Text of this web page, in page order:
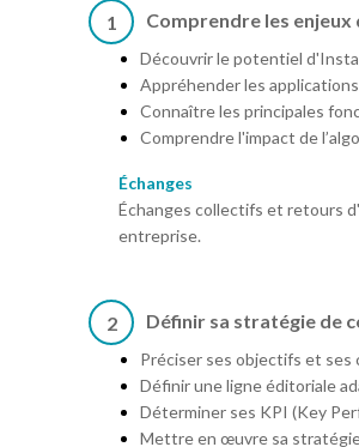
1 Comprendre les
Découvrir le potentiel
Appréhender les
Connaître les principales
Comprendre l'impact de
Échanges
Échanges collectifs et retours
entreprise.
2 Définir sa stratégie de
Préciser ses objectifs et ses
Définir une ligne éditoriale
Déterminer ses KPI (Key
Mettre en œuvre sa